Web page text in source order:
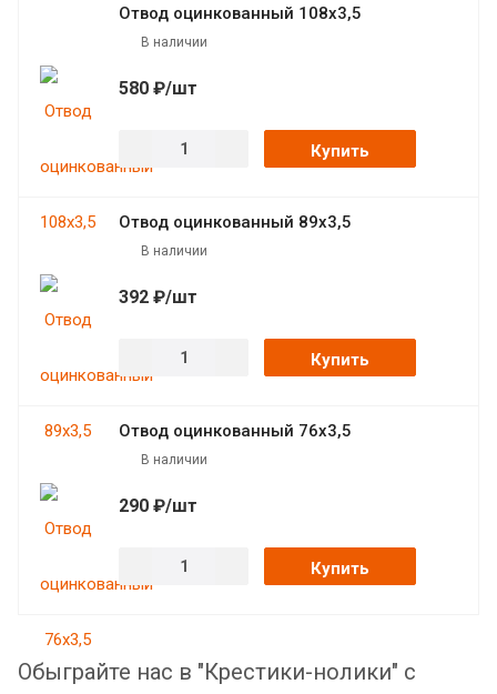
Отвод оцинкованный 108х3,5
В наличии
580 ₽/шт
Купить
Отвод оцинкованный 89х3,5
В наличии
392 ₽/шт
Купить
Отвод оцинкованный 76х3,5
В наличии
290 ₽/шт
Купить
Обыграйте нас в "Крестики-нолики" с